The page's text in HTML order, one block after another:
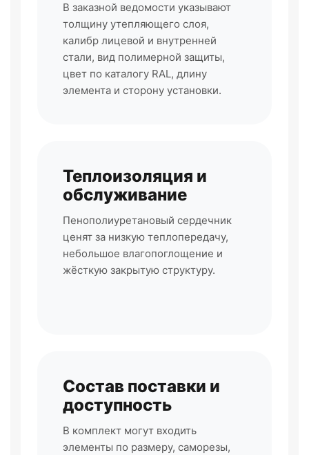
В заказной ведомости указывают
толщину утепляющего слоя,
калибр лицевой и внутренней
стали, вид полимерной защиты,
цвет по каталогу RAL, длину
элемента и сторону установки.
Теплоизоляция и
обслуживание
Пенополиуретановый сердечник
ценят за низкую теплопередачу,
небольшое влагопоглощение и
жёсткую закрытую структуру.
Состав поставки и
доступность
В комплект могут входить
элементы по размеру, саморезы,